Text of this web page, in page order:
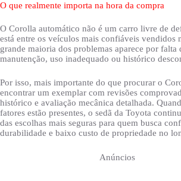
O que realmente importa na hora da compra
O Corolla automático não é um carro livre de
está entre os veículos mais confiáveis vendidos
grande maioria dos problemas aparece por falta
manutenção, uso inadequado ou histórico
Por isso, mais importante do que procurar o
encontrar um exemplar com revisões
histórico e avaliação mecânica detalhada.
fatores estão presentes, o sedã da Toyota
das escolhas mais seguras para quem busca
durabilidade e baixo custo de propriedade no
Anúncios